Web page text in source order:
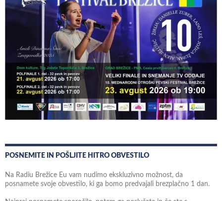
POSNEMITE IN POŠLJITE HITRO OBVESTILO
Na Radiu Brežice Eu vam nudimo ekskluzivno možnost, da
posnamete svoje obvestilo, ki ga bomo predvajali brezplačno 1 dan.